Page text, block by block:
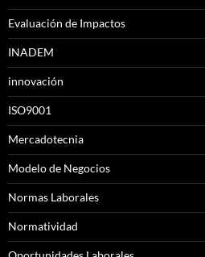
Evaluación de Impactos
INADEM
innovación
ISO9001
Mercadotecnia
Modelo de Negocios
Normas Laborales
Normatividad